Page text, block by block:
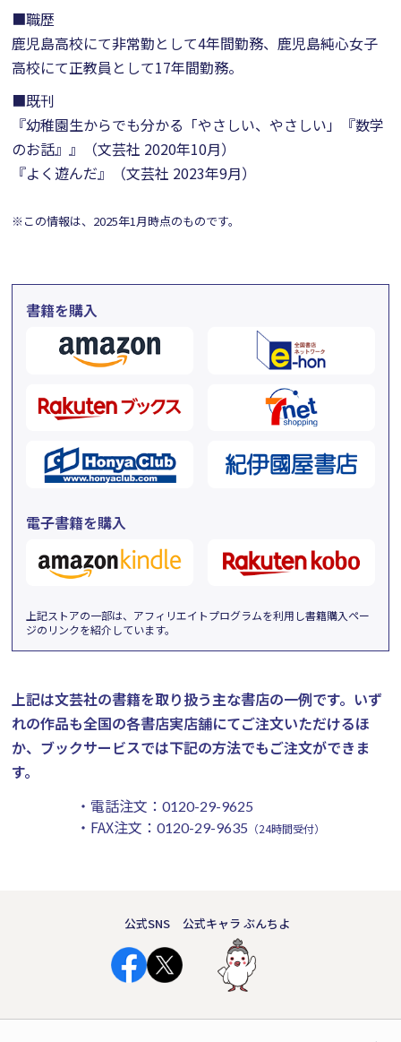
■職歴
鹿児島高校にて非常勤として4年間勤務、鹿児島純心女子
高校にて正教員として17年間勤務。
■既刊
『幼稚園生からでも分かる「やさしい、やさしい」『数学
のお話』』（文芸社 2020年10月）
『よく遊んだ』（文芸社 2023年9月）
※この情報は、2025年1月時点のものです。
書籍を購入
電子書籍を購入
上記ストアの一部は、アフィリエイトプログラムを利用し書籍購入ペー
ジのリンクを紹介しています。
上記は文芸社の書籍を取り扱う主な書店の一例です。 いず
れの作品も全国の各書店実店舗にてご注文いただけるほ
か、ブックサービスでは下記の方法でもご注文ができま
す。
・電話注文： 0120-29-9625
・FAX注文： 0120-29-9635 （24時間受付）
公式SNS 公式キャラ ぶんちよ